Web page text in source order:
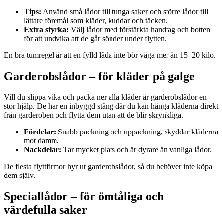
Tips: Använd små lådor till tunga saker och större lådor till
lättare föremål som kläder, kuddar och täcken.
Extra styrka: Välj lådor med förstärkta handtag och botten
för att undvika att de går sönder under flytten.
En bra tumregel är att en fylld låda inte bör väga mer än 15–20 kilo.
Garderobslådor – för kläder på galge
Vill du slippa vika och packa ner alla kläder är garderobslådor en
stor hjälp. De har en inbyggd stång där du kan hänga kläderna direkt
från garderoben och flytta dem utan att de blir skrynkliga.
Fördelar: Snabb packning och uppackning, skyddar kläderna
mot damm.
Nackdelar: Tar mycket plats och är dyrare än vanliga lådor.
De flesta flyttfirmor hyr ut garderobslådor, så du behöver inte köpa
dem själv.
Speciallådor – för ömtåliga och
värdefulla saker